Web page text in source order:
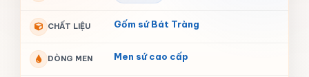
CHẤT LIỆU Gốm sứ Bát Tràng
DÒNG MEN Men sứ cao cấp